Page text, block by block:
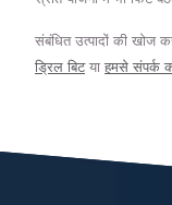
संबंधित उत्पादों की खोज
ड्रिल बिटया हमसे संपर्क